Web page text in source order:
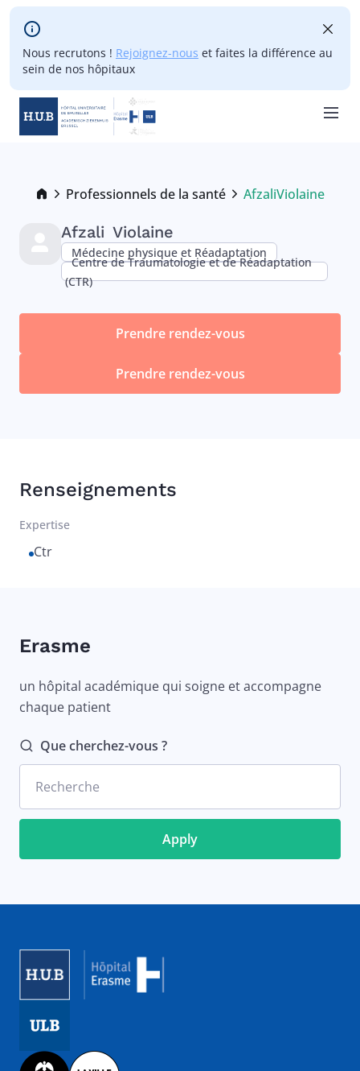
Skip to main content
Nous recrutons ! Rejoignez-nous et faites la différence au
sein de nos hôpitaux
Breadcrumb
Professionnels de la santé
Current:
AfzaliViolaine
Afzali Violaine
Médecine physique et Réadaptation
Centre de Traumatologie et de Réadaptation
(CTR)
Prendre rendez-vous
Prendre rendez-vous
Renseignements
Expertise
Ctr
Erasme
un hôpital académique qui soigne et accompagne
chaque patient
Que cherchez-vous ?
Recherche
Image